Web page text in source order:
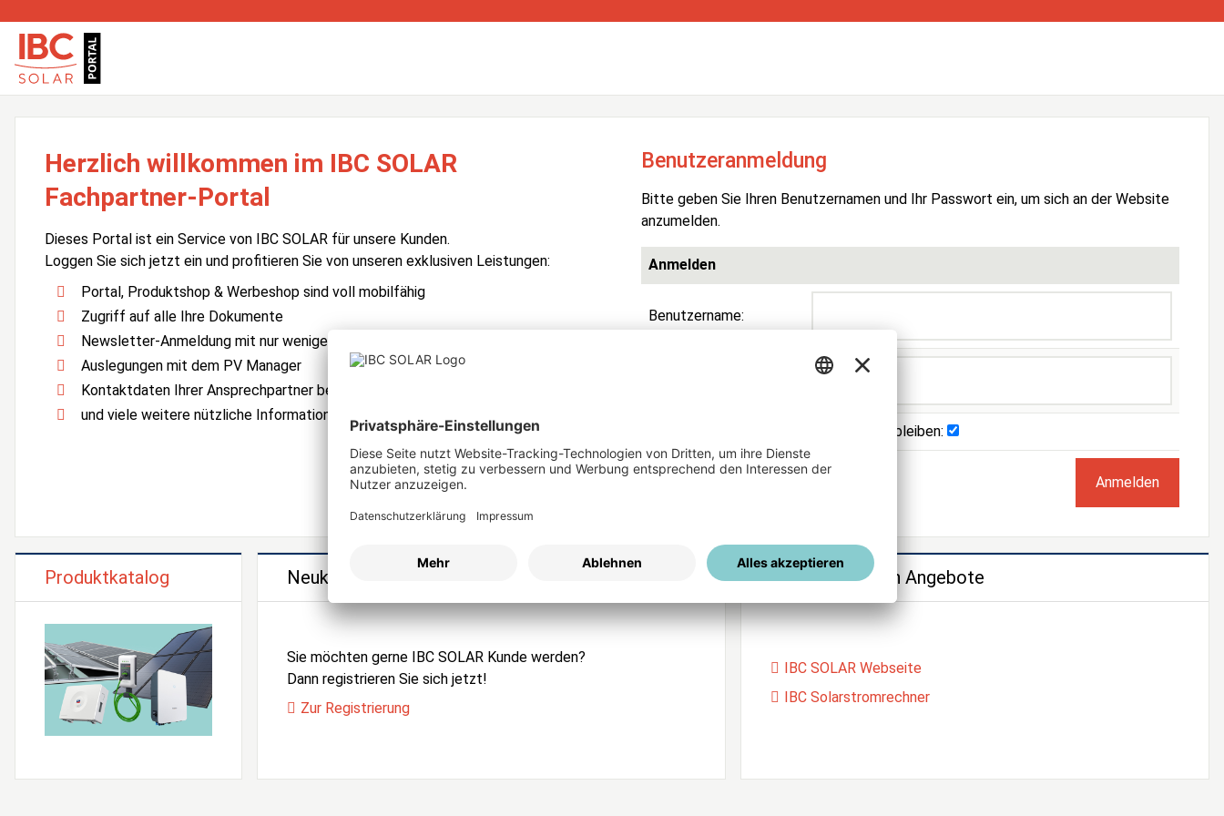
Herzlich willkommen im IBC SOLAR
Fachpartner-Portal
Dieses Portal ist ein Service von IBC SOLAR für unsere Kunden.
Loggen Sie sich jetzt ein und profitieren Sie von unseren exklusiven Leistungen:
Portal, Produktshop & Werbeshop sind voll mobilfähig
Zugriff auf alle Ihre Dokumente
Newsletter-Anmeldung mit nur wenigen Klicks
Auslegungen mit dem PV Manager
Kontaktdaten Ihrer Ansprechpartner bei IBC SOLAR
und viele weitere nützliche Informationen und Services
Benutzeranmeldung
Bitte geben Sie Ihren Benutzernamen und Ihr Passwort ein, um sich an der Website
anzumelden.
Anmelden
Benutzername:
Angemeldet bleiben:
Passwort vergessen?
Produktkatalog Neukunden Registrierung
Sie möchten gerne IBC SOLAR Kunde werden?
Dann registrieren Sie sich jetzt!
Zur Registrierung
Unsere weiteren Angebote
IBC SOLAR Webseite
IBC Solarstromrechner